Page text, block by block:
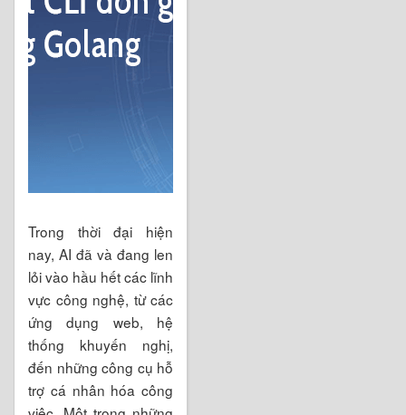
Trong thời đại hiện
nay, AI đã và đang len
lỏi vào hầu hết các lĩnh
vực công nghệ, từ các
ứng dụng web, hệ
thống khuyến nghị,
đến những công cụ hỗ
trợ cá nhân hóa công